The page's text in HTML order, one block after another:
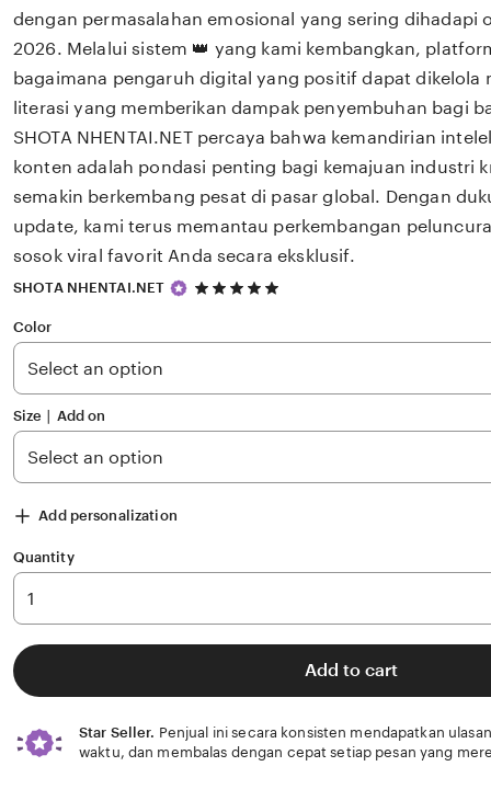
dengan permasalahan emosional yang sering dihadapi
2026. Melalui sistem 👑 yang kami kembangkan,
bagaimana pengaruh digital yang positif dapat dikelola
literasi yang memberikan dampak penyembuhan bagi
SHOTA NHENTAI.NET percaya bahwa kemandirian
konten adalah pondasi penting bagi kemajuan industri
semakin berkembang pesat di pasar global. Dengan
update, kami terus memantau perkembangan
sosok viral favorit Anda secara eksklusif.
SHOTA NHENTAI.NET
5
5
Color
Size ∣ Add on
Add personalization
Quantity
Add to cart
Star Seller. Penjual ini secara konsisten mendapatkan
waktu, dan membalas dengan cepat setiap pesan yang